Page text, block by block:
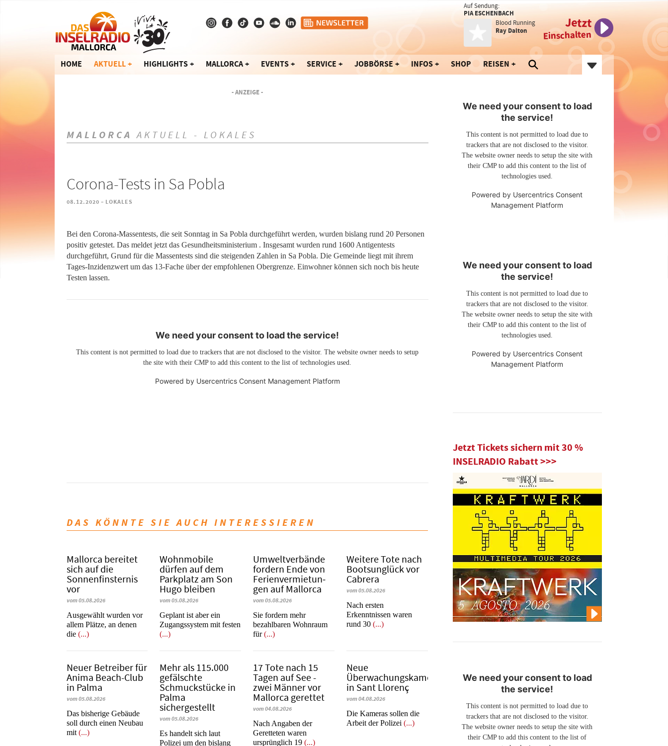
Auf Sendung:
PIA ESCHENBACH
Blood Running
Ray Dalton
Jetzt
Einschalten
HOME AKTUELL HIGHLIGHTS MALLORCA EVENTS SERVICE JOBBÖRSE INFOS SHOP REISEN
- ANZEIGE -
MALLORCA AKTUELL - LOKALES
Corona-Tests in Sa Pobla
08.12.2020 - LOKALES
Bei den Corona-Massentests, die seit Sonntag in Sa Pobla durchgeführt werden, wurden bislang rund 20 Personen
positiv getestet. Das meldet jetzt das Gesundheitsministerium . Insgesamt wurden rund 1600 Antigentests
durchgeführt, Grund für die Massentests sind die steigenden Zahlen in Sa Pobla. Die Gemeinde liegt mit ihrem
Tages-Inzidenzwert um das 13-Fache über der empfohlenen Obergrenze. Einwohner können sich noch bis heute
Testen lassen.
We need your consent to load the service!
This content is not permitted to load due to trackers that are not disclosed to the visitor. The website owner needs to setup
the site with their CMP to add this content to the list of technologies used.
Powered by Usercentrics Consent Management Platform
DAS KÖNNTE SIE AUCH INTERESSIEREN
Mallorca bereitet
sich auf die
Sonnenfinsternis
vor
vom 05.08.2026
Ausgewählt wurden vor
allem Plätze, an denen
die (...)
Wohnmobile
dürfen auf dem
Parkplatz am Son
Hugo bleiben
vom 05.08.2026
Geplant ist aber ein
Zugangssystem mit festen
(...)
Umweltverbände
fordern Ende von
Fe­ri­en­ver­mie­tun­
gen auf Mallorca
vom 05.08.2026
Sie fordern mehr
bezahlbaren Wohnraum
für(...)
Weitere Tote nach
Bootsunglück vor
Cabrera
vom 05.08.2026
​​​​​​​Nach ersten
Erkenntnissen waren
rund 30(...)
Neuer Betreiber für
Anima Beach-Club
in Palma
vom 05.08.2026
Das bisherige Gebäude
soll durch einen Neubau
mit (...)
Mehr als 115.000
gefälschte
Schmuckstücke in
Palma
sichergestellt
vom 05.08.2026
Es handelt sich laut
Polizei um den bislang
17 Tote nach 15
Tagen auf See -
zwei Männer vor
Mallorca gerettet
vom 04.08.2026
Nach Angaben der
Geretteten waren
ursprünglich 19(...)
Neue
Überwachungskameras
in Sant Llorenç
vom 04.08.2026
​​​​​​​Die Kameras sollen die
Arbeit der Polizei(...)
We need your consent to load
the service!
This content is not permitted to load due to
trackers that are not disclosed to the visitor.
The website owner needs to setup the site with
their CMP to add this content to the list of
technologies used.
Powered by Usercentrics Consent
Management Platform
We need your consent to load
the service!
This content is not permitted to load due to
trackers that are not disclosed to the visitor.
The website owner needs to setup the site with
their CMP to add this content to the list of
technologies used.
Powered by Usercentrics Consent
Management Platform
Jetzt Tickets sichern mit 30 %
INSELRADIO Rabatt >>>
We need your consent to load
the service!
This content is not permitted to load due to
trackers that are not disclosed to the visitor.
The website owner needs to setup the site with
their CMP to add this content to the list of